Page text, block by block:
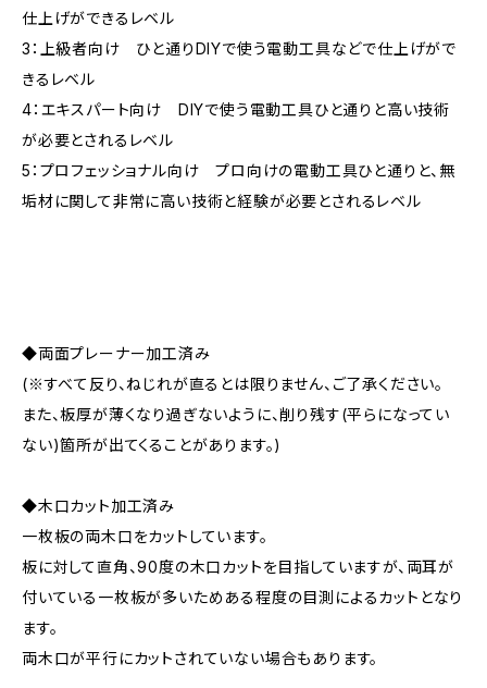
仕上げができるレベル
3：上級者向け ひと通りDIYで使う電動工具などで仕上げがで
きるレベル
4：エキスパート向け DIYで使う電動工具ひと通りと高い技術
が必要とされるレベル
5：プロフェッショナル向け プロ向けの電動工具ひと通りと、無
垢材に関して非常に高い技術と経験が必要とされるレベル
◆両面プレーナー加工済み
(※すべて反り、ねじれが直るとは限りません、ご了承ください。
また、板厚が薄くなり過ぎないように、削り残す(平らになってい
ない)箇所が出てくることがあります。)
◆木口カット加工済み
一枚板の両木口をカットしています。
板に対して直角、90度の木口カットを目指していますが、両耳が
付いている一枚板が多いためある程度の目測によるカットとなり
ます。
両木口が平行にカットされていない場合もあります。